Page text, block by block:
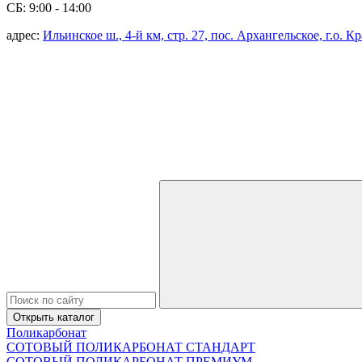
СБ: 9:00 - 14:00
адрес: Ильинское ш., 4-й км, стр. 27, пос. Архангельское, г.о.
Открыть каталог
Поликарбонат
СОТОВЫЙ ПОЛИКАРБОНАТ СТАНДАРТ